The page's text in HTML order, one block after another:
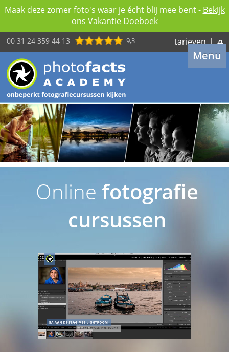
Maak deze zomer foto's waar je écht blij mee bent - Bekijk
ons Vakantie Doeboek
00 31 24 359 44 13 9,3 tarieven |
Menu
Online fotografie
cursussen